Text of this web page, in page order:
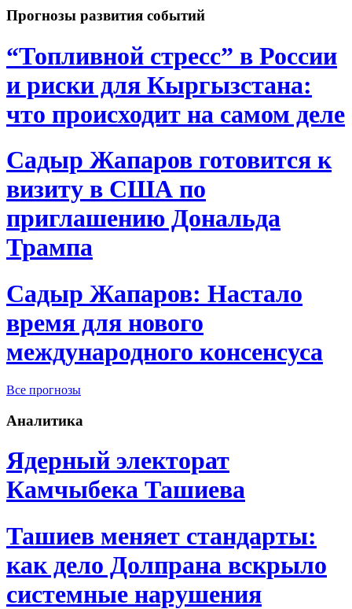
Прогнозы развития событий
“Топливной стресс” в России
и риски для Кыргызстана:
что происходит на самом деле
Садыр Жапаров готовится к
визиту в США по
приглашению Дональда
Трампа
Садыр Жапаров: Настало
время для нового
международного консенсуса
Все прогнозы
Аналитика
Ядерный электорат
Камчыбека Ташиева
Ташиев меняет стандарты:
как дело Долпрана вскрыло
системные нарушения